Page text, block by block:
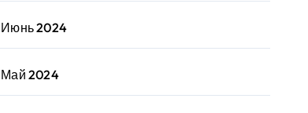
Июнь 2024
Май 2024